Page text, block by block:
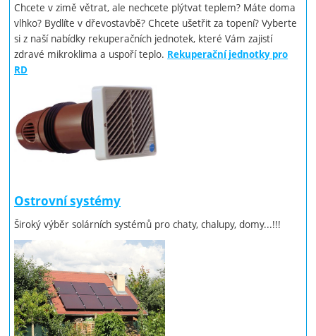
Chcete v zimě větrat, ale nechcete plýtvat teplem? Máte doma
vlhko? Bydlíte v dřevostavbě? Chcete ušetřit za topení? Vyberte
si z naší nabídky rekuperačních jednotek, které Vám zajistí
zdravé mikroklima a uspoří teplo. Rekuperační jednotky pro
RD
Ostrovní systémy
Široký výběr solárních systémů pro chaty, chalupy, domy...!!!